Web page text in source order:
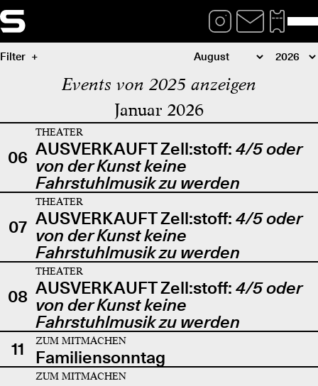
Filter
Events von 2025 anzeigen
Januar 2026
06
THEATER
AUSVERKAUFT Zell:stoff: 4/5 oder
von der Kunst keine
Fahrstuhlmusik zu werden
07
THEATER
AUSVERKAUFT Zell:stoff: 4/5 oder
von der Kunst keine
Fahrstuhlmusik zu werden
08
THEATER
AUSVERKAUFT Zell:stoff: 4/5 oder
von der Kunst keine
Fahrstuhlmusik zu werden
11
ZUM MITMACHEN
Familiensonntag
ZUM MITMACHEN